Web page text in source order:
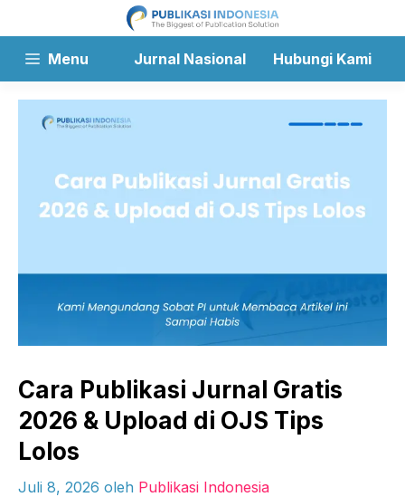
ke
Menu Jurnal Nasional Hubungi Kami
Cara Publikasi Jurnal Gratis
2026 & Upload di OJS Tips
Lolos
Juli 8, 2026 oleh Publikasi Indonesia